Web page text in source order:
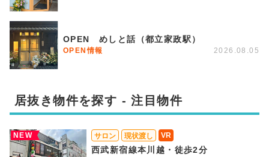
OPEN めしと話（都立家政駅）
OPEN情報 2026.08.05
居抜き物件を探す - 注目物件
NEW サロン 現状渡し VR
西武新宿線本川越・徒歩2分